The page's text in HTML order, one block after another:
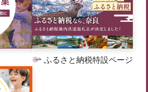
ふるさと納税特設ページ